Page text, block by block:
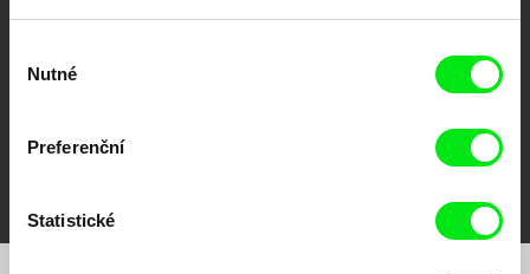
souhlasu
Nutné
Preferenční
Statistické
FIDMarseille